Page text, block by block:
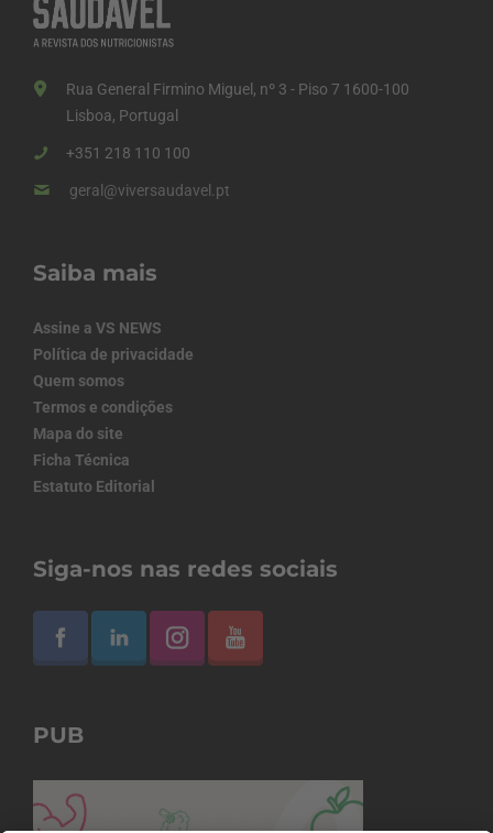
Rua General Firmino Miguel, nº 3 - Piso 7 1600-100
Lisboa, Portugal
+351 218 110 100
geral@viversaudavel.pt
Saiba mais
Assine a VS NEWS
Política de privacidade
Quem somos
Termos e condições
Mapa do site
Ficha Técnica
Estatuto Editorial
Siga-nos nas redes sociais
PUB